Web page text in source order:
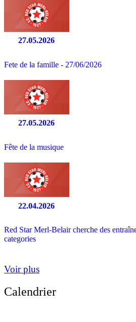
27.05.2026
Fete de la famille - 27/06/2026
27.05.2026
Fête de la musique
22.04.2026
Red Star Merl-Belair cherche des
categories
Voir plus
Calendrier